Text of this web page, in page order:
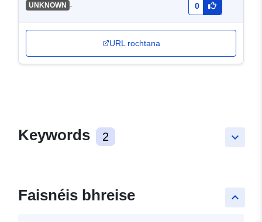
UNKNOWN - 0
URL rochtana
keyboard_arrow_down
Keywords 2
keyboard_arrow_up
Faisnéis bhreise